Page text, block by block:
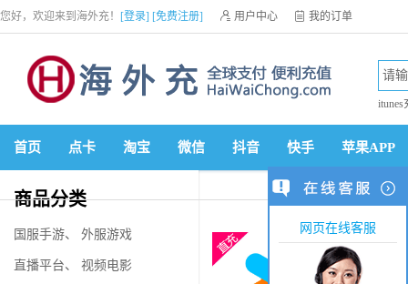
您好，欢迎来到海外充！ [登录] [免费注册]  用户中心  我的订单
itunes
首页 点卡 淘宝 微信 抖音 快手 苹果APP
商品分类
国服手游、 外服游戏
直播平台、 视频电影
网页在线客服